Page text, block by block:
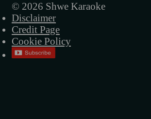
© 2026 Shwe Karaoke
Disclaimer
Credit Page
Cookie Policy